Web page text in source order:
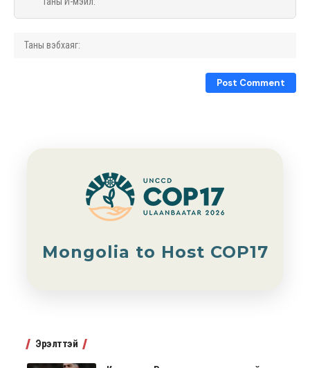
Mongolia to Host COP17
Эрэлттэй